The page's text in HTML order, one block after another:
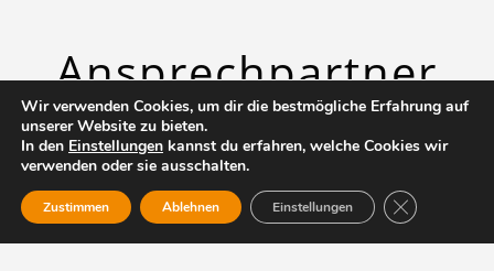
Ansprech­partner
Wir verwenden Cookies, um dir die bestmögliche Erfahrung auf
unserer Website zu bieten.
In den Einstellungen kannst du erfahren, welche Cookies wir
verwenden oder sie ausschalten.
Zustimmen Ablehnen Einstellungen GDPR